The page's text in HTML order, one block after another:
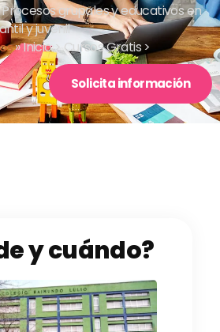
grupales y educativos en
y juvenil
»Inicio > Cursos Gratis >
Solicita información
y cuándo?